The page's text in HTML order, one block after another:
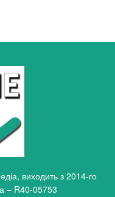
виходить з 2014-го
– R40-05753